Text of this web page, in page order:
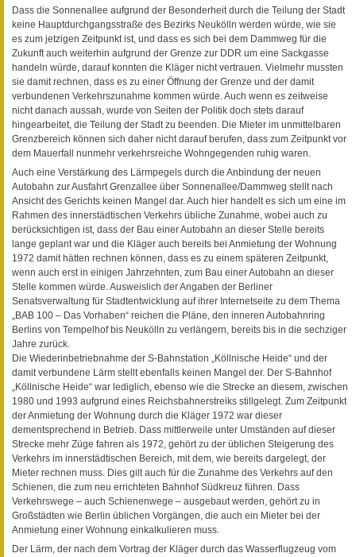
Dass die Sonnenallee aufgrund der Besonderheit durch die Teilung der Stadt
keine Hauptdurchgangsstraße des Bezirks Neukölln werden würde, wie sie
es zum jetzigen Zeitpunkt ist, und dass es sich bei dem Dammweg für die
Zukunft auch weiterhin aufgrund der Grenze zur DDR um eine Sackgasse
handeln würde, darauf konnten die Kläger nicht vertrauen. Vielmehr mussten
sie damit rechnen, dass es zu einer Öffnung der Grenze und der damit
verbundenen Verkehrszunahme kommen würde. Auch wenn es zeitweise
nicht danach aussah, wurde von Seiten der Politik doch stets darauf
hingearbeitet, die Teilung der Stadt zu beenden. Die Mieter im unmittelbaren
Grenzbereich können sich daher nicht darauf berufen, dass zum Zeitpunkt vor
dem Mauerfall nunmehr verkehrsreiche Wohngegenden ruhig waren.
Auch eine Verstärkung des Lärmpegels durch die Anbindung der neuen
Autobahn zur Ausfahrt Grenzallee über Sonnenallee/Dammweg stellt nach
Ansicht des Gerichts keinen Mangel dar. Auch hier handelt es sich um eine im
Rahmen des innerstädtischen Verkehrs übliche Zunahme, wobei auch zu
berücksichtigen ist, dass der Bau einer Autobahn an dieser Stelle bereits
lange geplant war und die Kläger auch bereits bei Anmietung der Wohnung
1972 damit hätten rechnen können, dass es zu einem späteren Zeitpunkt,
wenn auch erst in einigen Jahrzehnten, zum Bau einer Autobahn an dieser
Stelle kommen würde. Ausweislich der Angaben der Berliner
Senatsverwaltung für Stadtentwicklung auf ihrer Internetseite zu dem Thema
„BAB 100 – Das Vorhaben“ reichen die Pläne, den inneren Autobahnring
Berlins von Tempelhof bis Neukölln zu verlängern, bereits bis in die sechziger
Jahre zurück.
Die Wiederinbetriebnahme der S-Bahnstation „Köllnische Heide“ und der
damit verbundene Lärm stellt ebenfalls keinen Mangel der. Der S-Bahnhof
„Köllnische Heide“ war lediglich, ebenso wie die Strecke an diesem, zwischen
1980 und 1993 aufgrund eines Reichsbahnerstreiks stillgelegt. Zum Zeitpunkt
der Anmietung der Wohnung durch die Kläger 1972 war dieser
dementsprechend in Betrieb. Dass mittlerweile unter Umständen auf dieser
Strecke mehr Züge fahren als 1972, gehört zu der üblichen Steigerung des
Verkehrs im innerstädtischen Bereich, mit dem, wie bereits dargelegt, der
Mieter rechnen muss. Dies gilt auch für die Zunahme des Verkehrs auf den
Schienen, die zum neu errichteten Bahnhof Südkreuz führen. Dass
Verkehrswege – auch Schienenwege – ausgebaut werden, gehört zu in
Großstädten wie Berlin üblichen Vorgängen, die auch ein Mieter bei der
Anmietung einer Wohnung einkalkulieren muss.
Der Lärm, der nach dem Vortrag der Kläger durch das Wasserflugzeug vom